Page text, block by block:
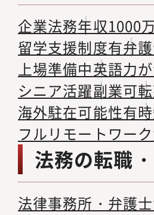
企業法務年収1000
留学支援制度有弁
上場準備中英語力
シニア活躍副業可
海外駐在可能性有
フルリモートワーク
法務の転職
法律事務所・弁護